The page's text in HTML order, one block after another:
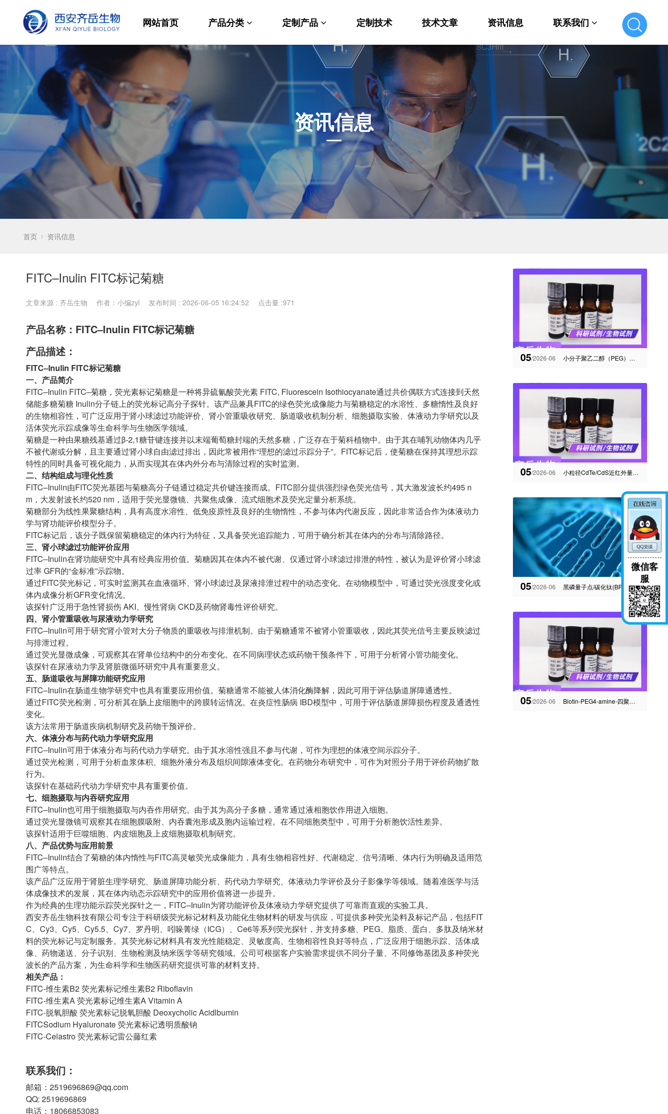
资讯信息
网站首页 产品分类
材料科学
生命科学
发光材料
功能性化学
分析化学
其他产品
定制产品
纳米材料定制
PEG衍生物
荧光标记定制
MOF材料定制
小分子定制
多肽定制
其他材料定制
定制技术 技术文章 资讯信息 联系我们
联系我们
首页 资讯信息
FITC–Inulin FITC标记菊糖
文章来源 : 齐岳生物 作者：小编zyl 发布时间 : 2026-06-05 16:24:52 点击量 :971
产品名称：FITC–Inulin FITC标记菊糖
产品描述：
FITC–Inulin FITC标记菊糖
一、产品简介
FITC–Inulin FITC–菊糖，荧光素标记菊糖是一种将异硫氰酸荧光素 FITC, Fluorescein Isothiocyanate通过共价偶联方式连接到天然
储能多糖菊糖 Inulin分子链上的荧光标记高分子探针。该产品兼具FITC的绿色荧光成像能力与菊糖稳定的水溶性、多糖惰性及良好
的生物相容性，可广泛应用于肾小球滤过功能评价、肾小管重吸收研究、肠道吸收机制分析、细胞摄取实验、体液动力学研究以及
活体荧光示踪成像等生命科学与生物医学领域。
菊糖是一种由果糖残基通过β-2,1糖苷键连接并以末端葡萄糖封端的天然多糖，广泛存在于菊科植物中。由于其在哺乳动物体内几乎
不被代谢或分解，且主要通过肾小球自由滤过排出，因此常被用作“理想的滤过示踪分子”。FITC标记后，使菊糖在保持其理想示踪
特性的同时具备可视化能力，从而实现其在体内外分布与清除过程的实时监测。
二、结构组成与理化性质
FITC–Inulin由FITC荧光基团与菊糖高分子链通过稳定共价键连接而成。FITC部分提供强烈绿色荧光信号，其大激发波长约495 n
m，大发射波长约520 nm，适用于荧光显微镜、共聚焦成像、流式细胞术及荧光定量分析系统。
菊糖部分为线性果聚糖结构，具有高度水溶性、低免疫原性及良好的生物惰性，不参与体内代谢反应，因此非常适合作为体液动力
学与肾功能评价模型分子。
FITC标记后，该分子既保留菊糖稳定的体内行为特征，又具备荧光追踪能力，可用于确分析其在体内的分布与清除路径。
三、肾小球滤过功能评价应用
FITC–Inulin在肾功能研究中具有经典应用价值。菊糖因其在体内不被代谢、仅通过肾小球滤过排泄的特性，被认为是评价肾小球滤
过率 GFR的“金标准”示踪物。
通过FITC荧光标记，可实时监测其在血液循环、肾小球滤过及尿液排泄过程中的动态变化。在动物模型中，可通过荧光强度变化或
体内成像分析GFR变化情况。
该探针广泛用于急性肾损伤 AKI、慢性肾病 CKD及药物肾毒性评价研究。
四、肾小管重吸收与尿液动力学研究
FITC–Inulin可用于研究肾小管对大分子物质的重吸收与排泄机制。由于菊糖通常不被肾小管重吸收，因此其荧光信号主要反映滤过
与排泄过程。
通过荧光显微成像，可观察其在肾单位结构中的分布变化。在不同病理状态或药物干预条件下，可用于分析肾小管功能变化。
该探针在尿液动力学及肾脏微循环研究中具有重要意义。
五、肠道吸收与屏障功能研究应用
FITC–Inulin在肠道生物学研究中也具有重要应用价值。菊糖通常不能被人体消化酶降解，因此可用于评估肠道屏障通透性。
通过FITC荧光检测，可分析其在肠上皮细胞中的跨膜转运情况。在炎症性肠病 IBD模型中，可用于评估肠道屏障损伤程度及通透性
变化。
该方法常用于肠道疾病机制研究及药物干预评价。
六、体液分布与药代动力学研究应用
FITC–Inulin可用于体液分布与药代动力学研究。由于其水溶性强且不参与代谢，可作为理想的体液空间示踪分子。
通过荧光检测，可用于分析血浆体积、细胞外液分布及组织间隙液体变化。在药物分布研究中，可作为对照分子用于评价药物扩散
行为。
该探针在基础药代动力学研究中具有重要价值。
七、细胞摄取与内吞研究应用
FITC–Inulin也可用于细胞摄取与内吞作用研究。由于其为高分子多糖，通常通过液相胞饮作用进入细胞。
通过荧光显微镜可观察其在细胞膜吸附、内吞囊泡形成及胞内运输过程。在不同细胞类型中，可用于分析胞饮活性差异。
该探针适用于巨噬细胞、内皮细胞及上皮细胞摄取机制研究。
八、产品优势与应用前景
FITC–Inulin结合了菊糖的体内惰性与FITC高灵敏荧光成像能力，具有生物相容性好、代谢稳定、信号清晰、体内行为明确及适用范
围广等特点。
该产品广泛应用于肾脏生理学研究、肠道屏障功能分析、药代动力学研究、体液动力学评价及分子影像学等领域。随着准医学与活
体成像技术的发展，其在体内动态示踪研究中的应用价值将进一步提升。
作为经典的生理功能示踪荧光探针之一，FITC–Inulin为肾功能评价及体液动力学研究提供了可靠而直观的实验工具。
西安齐岳生物科技有限公司专注于科研级荧光标记材料及功能化生物材料的研发与供应，可提供多种荧光染料及标记产品，包括FIT
C、Cy3、Cy5、Cy5.5、Cy7、罗丹明、吲哚菁绿（ICG）、Ce6等系列荧光探针，并支持多糖、PEG、脂质、蛋白、多肽及纳米材
料的荧光标记与定制服务。其荧光标记材料具有发光性能稳定、灵敏度高、生物相容性良好等特点，广泛应用于细胞示踪、活体成
像、药物递送、分子识别、生物检测及纳米医学等研究领域。公司可根据客户实验需求提供不同分子量、不同修饰基团及多种荧光
波长的产品方案，为生命科学和生物医药研究提供可靠的材料支持。
相关产品：
FITC-维生素B2 荧光素标记维生素B2 Riboflavin
FITC-维生素A 荧光素标记维生素A Vitamin A
FITC-脱氧胆酸 荧光素标记脱氧胆酸 Deoxycholic Acidlbumin
FITCSodium Hyaluronate 荧光素标记透明质酸钠
FITC-Celastro 荧光素标记雷公藤红素
联系我们：
邮箱：2519696869@qq.com
QQ: 2519696869
电话：18066853083
05/2026-06 小分子聚乙二醇（PEG）链接剂修饰活性基团DNP-PEG2-acid
05/2026-06 小粒径CdTe/CdS近红外量子点的制备及光学性质、形貌表征
05/2026-06 黑磷量子点/碳化钛(BPQDs/Ti3C2)纳米片复合材料 齐岳生物供应
05/2026-06 Biotin-PEG4-amine-四聚乙二醇-氨基
微信客
服